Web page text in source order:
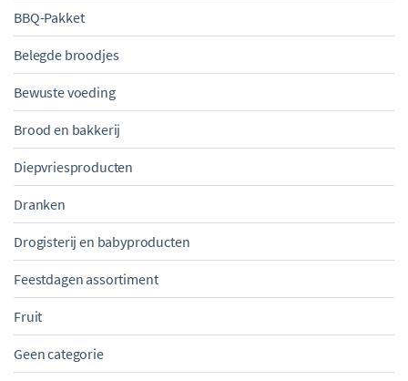
BBQ-Pakket
Belegde broodjes
Bewuste voeding
Brood en bakkerij
Diepvriesproducten
Dranken
Drogisterij en babyproducten
Feestdagen assortiment
Fruit
Geen categorie